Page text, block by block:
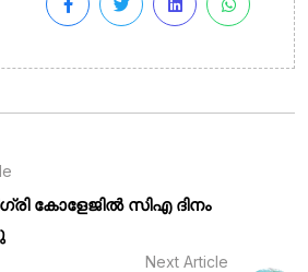
കോളേജിൽ സിഎ ദിനം
Next Article